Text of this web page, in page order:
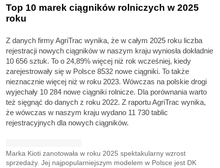
Top 10 marek ciągników rolniczych w 2025
roku
Z danych firmy AgriTrac wynika, że w całym 2025 roku liczba
rejestracji nowych ciągników w naszym kraju wyniosła dokładnie
10 656 sztuk. To o 24,89% więcej niż rok wcześniej, kiedy
zarejestrowały się w Polsce 8532 nowe ciągniki. To także
nieznacznie więcej niż w roku 2023. Wówczas na polskie drogi
wyjechały 10 284 nowe ciągniki rolnicze. Dla porównania warto
też sięgnąć do danych z roku 2022. Z raportu AgriTrac wynika,
że wówczas w naszym kraju wydano 11 730 tablic
rejestracyjnych dla nowych ciągników.
Marka Kioti zanotowała w roku 2025 spektakularny wzrost
sprzedaży. Jej najpopularniejszym modelem w Polsce jest DK